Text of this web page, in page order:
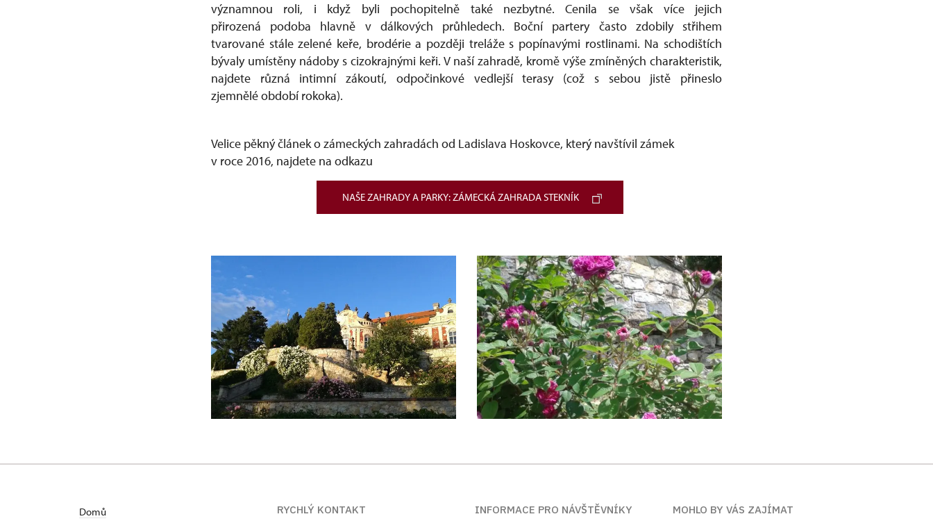
významnou roli, i když byli pochopitelně také nezbytné. Cenila se však více jejich
přirozená podoba hlavně v dálkových průhledech. Boční partery často zdobily střihem
tvarované stále zelené keře, brodérie a později treláže s popínavými rostlinami. Na schodištích
bývaly umístěny nádoby s cizokrajnými keři. V naší zahradě, kromě výše zmíněných charakteristik,
najdete různá intimní zákoutí, odpočinkové vedlejší terasy (což s sebou jistě přineslo
zjemnělé období rokoka).
Velice pěkný článek o zámeckých zahradách od Ladislava Hoskovce, který navštívil zámek
v roce 2016, najdete na odkazu
NAŠE ZAHRADY A PARKY: ZÁMECKÁ ZAHRADA STEKNÍK
Domů
RYCHLÝ KONTAKT
INFORMACE PRO NÁVŠTĚVNÍKY
MOHLO BY VÁS ZAJÍMAT